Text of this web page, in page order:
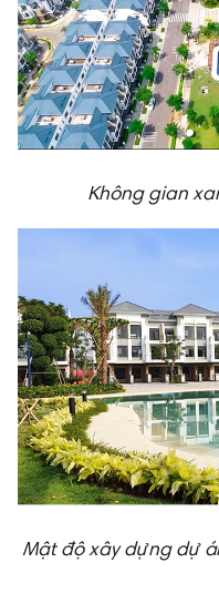
Không gian
Mật độ xây dựng dự